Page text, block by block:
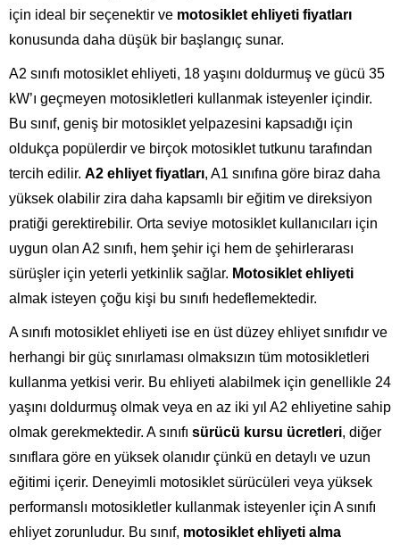
için ideal bir seçenektir ve motosiklet ehliyeti fiyatları
konusunda daha düşük bir başlangıç sunar.
A2 sınıfı motosiklet ehliyeti, 18 yaşını doldurmuş ve gücü 35
kW’ı geçmeyen motosikletleri kullanmak isteyenler içindir.
Bu sınıf, geniş bir motosiklet yelpazesini kapsadığı için
oldukça popülerdir ve birçok motosiklet tutkunu tarafından
tercih edilir. A2 ehliyet fiyatları, A1 sınıfına göre biraz daha
yüksek olabilir zira daha kapsamlı bir eğitim ve direksiyon
pratiği gerektirebilir. Orta seviye motosiklet kullanıcıları için
uygun olan A2 sınıfı, hem şehir içi hem de şehirlerarası
sürüşler için yeterli yetkinlik sağlar. Motosiklet ehliyeti
almak isteyen çoğu kişi bu sınıfı hedeflemektedir.
A sınıfı motosiklet ehliyeti ise en üst düzey ehliyet sınıfıdır ve
herhangi bir güç sınırlaması olmaksızın tüm motosikletleri
kullanma yetkisi verir. Bu ehliyeti alabilmek için genellikle 24
yaşını doldurmuş olmak veya en az iki yıl A2 ehliyetine sahip
olmak gerekmektedir. A sınıfı sürücü kursu ücretleri, diğer
sınıflara göre en yüksek olanıdır çünkü en detaylı ve uzun
eğitimi içerir. Deneyimli motosiklet sürücüleri veya yüksek
performanslı motosikletler kullanmak isteyenler için A sınıfı
ehliyet zorunludur. Bu sınıf, motosiklet ehliyeti alma